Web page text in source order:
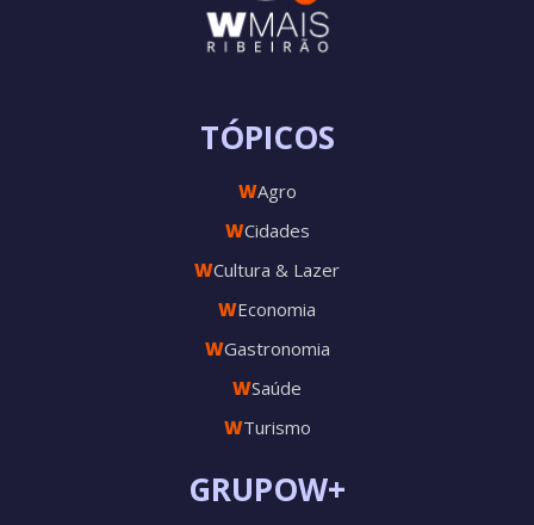
GRUPOW+
TÓPICOS
WAgro
WCidades
WCultura & Lazer
WEconomia
WGastronomia
WSaúde
WTurismo